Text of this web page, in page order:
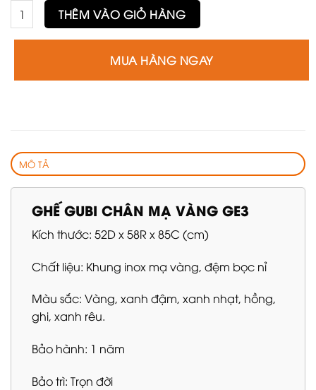
Ghế Gubi chân mạ vàng GE3 số lượng
THÊM VÀO GIỎ HÀNG
MUA HÀNG NGAY
MÔ TẢ
GHẾ GUBI CHÂN MẠ VÀNG GE3
Kích thước: 52D x 58R x 85C (cm)
Chất liệu: Khung inox mạ vàng, đệm bọc nỉ
Màu sắc: Vàng, xanh đậm, xanh nhạt, hồng,
ghi, xanh rêu.
Bảo hành: 1 năm
Bảo trì: Trọn đời